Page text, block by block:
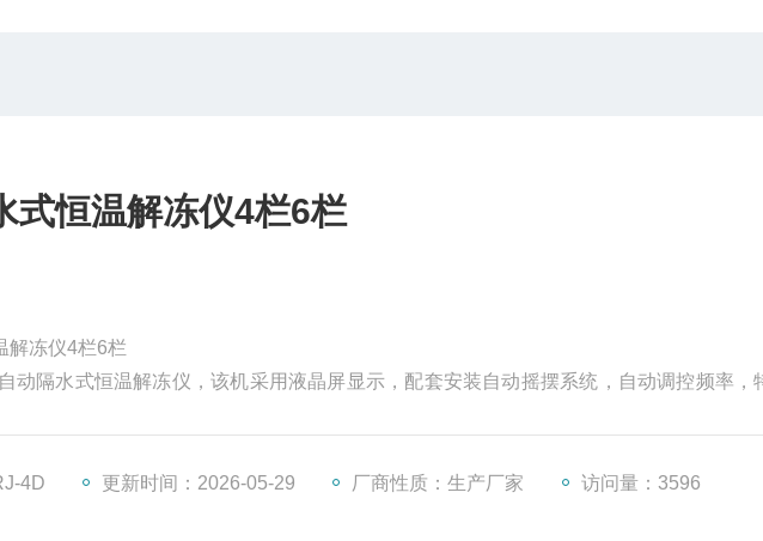
式恒温解冻仪4栏6栏
解冻仪4栏6栏
动隔水式恒温解冻仪，该机采用液晶屏显示，配套安装自动摇摆系统，自动调控频率，
4D 更新时间：2026-05-29 厂商性质：生产厂家 访问量：3596